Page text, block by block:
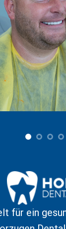
für ein